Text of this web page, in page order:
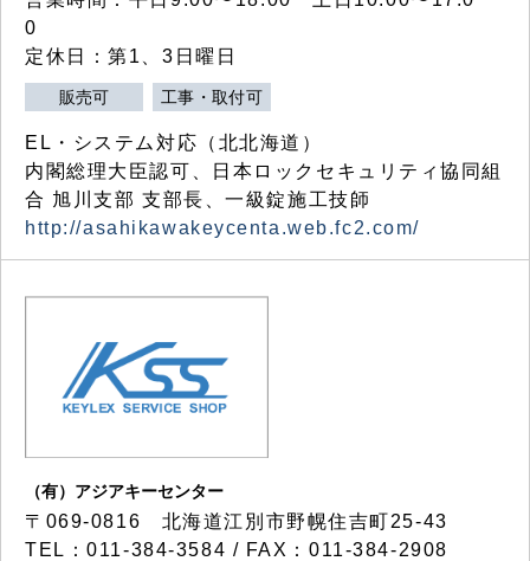
0
定休日：第1、3日曜日
販売可 工事・取付可
EL・システム対応（北北海道）
内閣総理大臣認可、日本ロックセキュリティ協同組
合 旭川支部 支部長、一級錠施工技師
http://asahikawakeycenta.web.fc2.com/
（有）アジアキーセンター
〒069-0816 北海道江別市野幌住吉町25-43
TEL：011-384-3584 / FAX：011-384-2908